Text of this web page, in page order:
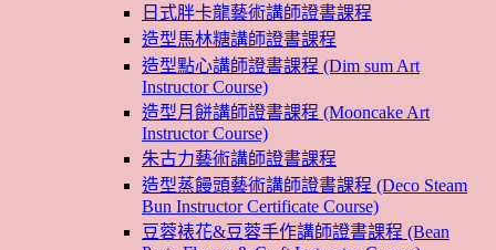
日式胖卡龍藝術講師證書課程
造型馬林糖講師證書課程
造型點心講師證書課程 (Dim sum Art
Instructor Course)
造型月餅講師證書課程 (Mooncake Art
Instructor Course)
朱古力藝術講師證書課程
造型蒸饅頭藝術講師證書課程 (Deco Steam
Bun Instructor Certificate Course)
豆蓉裱花&豆蓉手作講師證書課程 (Bean